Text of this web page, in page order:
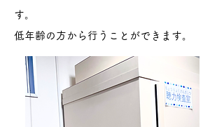
す。
低年齢の方から行うことができます。